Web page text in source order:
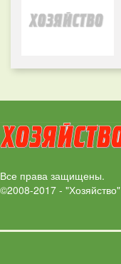
Все права защищены.
©2008-2017 - "Хозяйство"